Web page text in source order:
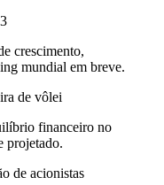
crescimento,
mundial em breve.
de vôlei
financeiro no
projetado.
de acionistas